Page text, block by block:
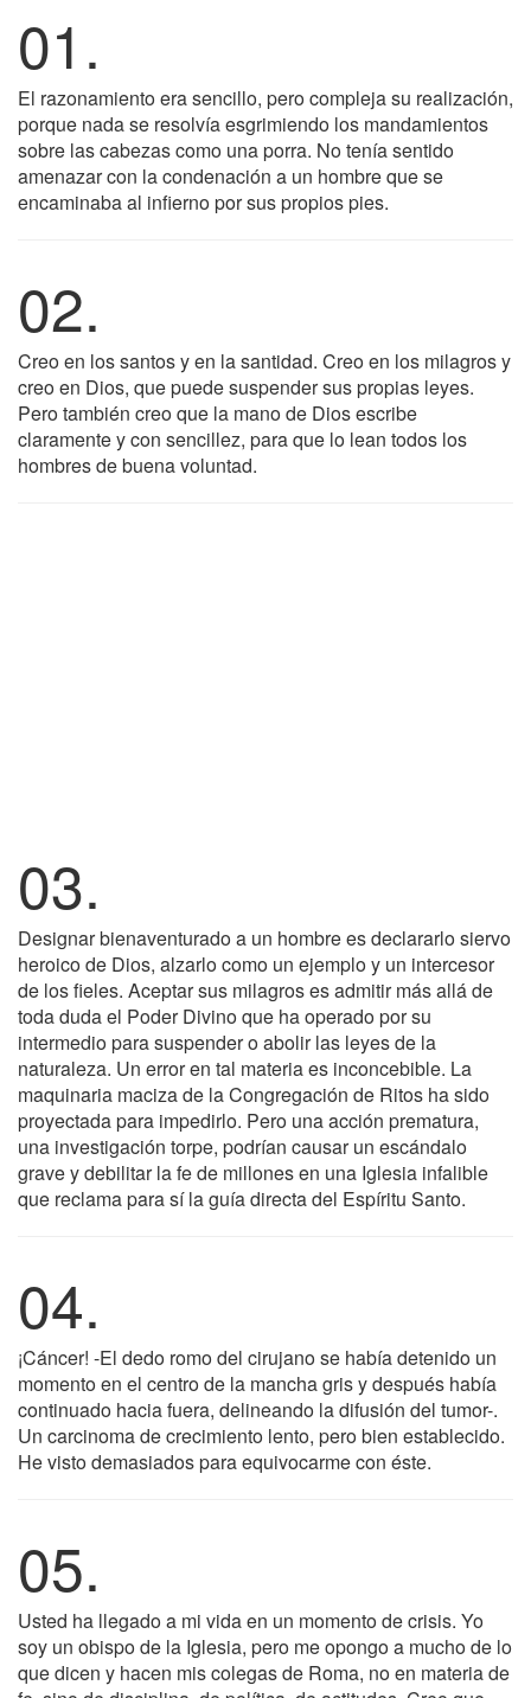
01.
El razonamiento era sencillo, pero compleja su realización,
porque nada se resolvía esgrimiendo los mandamientos
sobre las cabezas como una porra. No tenía sentido
amenazar con la condenación a un hombre que se
encaminaba al infierno por sus propios pies.
02.
Creo en los santos y en la santidad. Creo en los milagros y
creo en Dios, que puede suspender sus propias leyes.
Pero también creo que la mano de Dios escribe
claramente y con sencillez, para que lo lean todos los
hombres de buena voluntad.
03.
Designar bienaventurado a un hombre es declararlo siervo
heroico de Dios, alzarlo como un ejemplo y un intercesor
de los fieles. Aceptar sus milagros es admitir más allá de
toda duda el Poder Divino que ha operado por su
intermedio para suspender o abolir las leyes de la
naturaleza. Un error en tal materia es inconcebible. La
maquinaria maciza de la Congregación de Ritos ha sido
proyectada para impedirlo. Pero una acción prematura,
una investigación torpe, podrían causar un escándalo
grave y debilitar la fe de millones en una Iglesia infalible
que reclama para sí la guía directa del Espíritu Santo.
04.
¡Cáncer! -El dedo romo del cirujano se había detenido un
momento en el centro de la mancha gris y después había
continuado hacia fuera, delineando la difusión del tumor-.
Un carcinoma de crecimiento lento, pero bien establecido.
He visto demasiados para equivocarme con éste.
05.
Usted ha llegado a mi vida en un momento de crisis. Yo
soy un obispo de la Iglesia, pero me opongo a mucho de lo
que dicen y hacen mis colegas de Roma, no en materia de